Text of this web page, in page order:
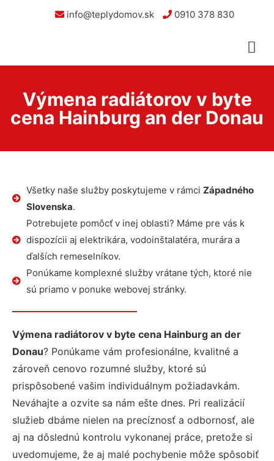
info@teplydomov.sk 0910 378 830
Výmena radiátorov v byte
cena Hainburg an der Donau
Všetky naše služby poskytujeme v rámci Západného
Slovenska.
Potrebujete pomôcť v inej oblasti? Máme pre vás k
dispozícii aj elektrikára, vodoinštalatéra, murára a
ďalších remeselníkov.
Ponúkame komplexné služby vrátane tých, ktoré nie
sú priamo v ponuke webovej stránky.
Výmena radiátorov v byte cena Hainburg an der
Donau? Ponúkame vám profesionálne, kvalitné a
zároveň cenovo rozumné služby, ktoré sú
prispôsobené vašim individuálnym požiadavkám.
Neváhajte a ozvite sa nám ešte dnes. Pri realizácií
služieb dbáme nielen na precíznosť a odbornosť, ale
aj na dôslednú kontrolu vykonanej práce, pretože si
uvedomujeme, že aj malé pochybenie môže spôsobiť